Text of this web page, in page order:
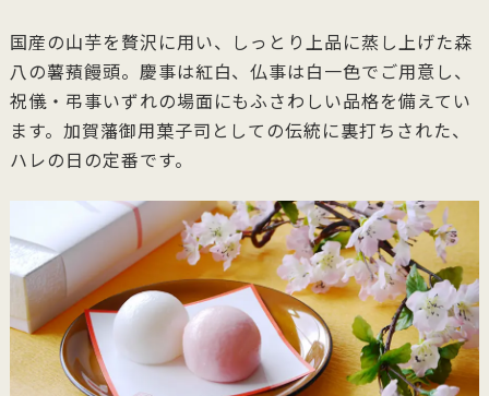
国産の山芋を贅沢に用い、しっとり上品に蒸し上げた森
八の薯蕷饅頭。慶事は紅白、仏事は白一色でご用意し、
祝儀・弔事いずれの場面にもふさわしい品格を備えてい
ます。加賀藩御用菓子司としての伝統に裏打ちされた、
ハレの日の定番です。